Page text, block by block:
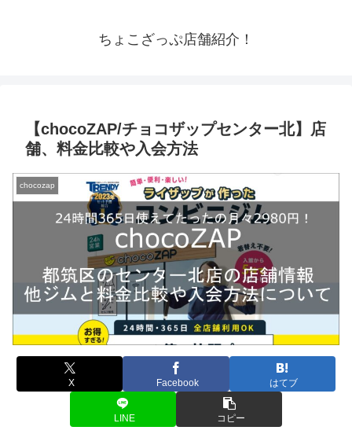
ちょこざっぷ店舗紹介！
【chocoZAP/チョコザップセンター北】店
舗、料金比較や入会方法
chocozap
X Facebook はてブ
LINE コピー